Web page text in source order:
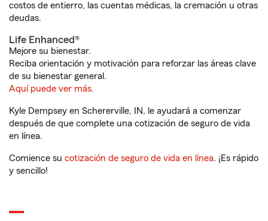
costos de entierro, las cuentas médicas, la cremación u otras
deudas.
Life Enhanced®
Mejore su bienestar.
Reciba orientación y motivación para reforzar las áreas clave
de su bienestar general.
Aquí puede ver más.
Kyle Dempsey en Schererville, IN, le ayudará a comenzar
después de que complete una cotización de seguro de vida
en línea.
Comience su cotización de seguro de vida en línea. ¡Es rápido
y sencillo!